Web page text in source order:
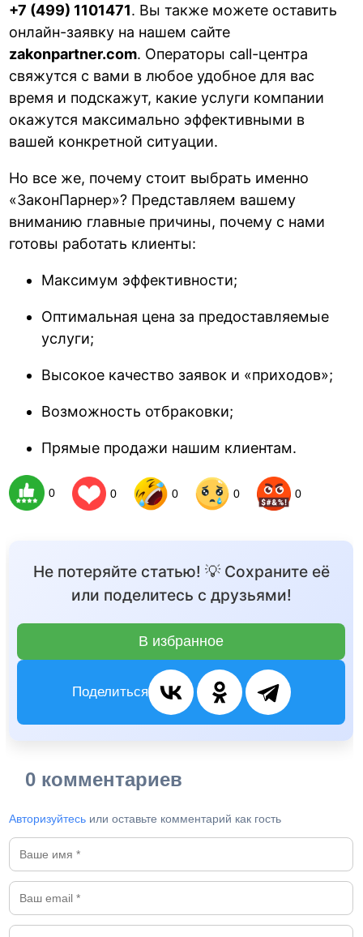
+7 (499) 1101471. Вы также можете оставить
онлайн-заявку на нашем сайте
zakonpartner.com. Операторы call-центра
свяжутся с вами в любое удобное для вас
время и подскажут, какие услуги компании
окажутся максимально эффективными в
вашей конкретной ситуации.
Но все же, почему стоит выбрать именно
«ЗаконПарнер»? Представляем вашему
вниманию главные причины, почему с нами
готовы работать клиенты:
Максимум эффективности;
Оптимальная цена за предоставляемые
услуги;
Высокое качество заявок и «приходов»;
Возможность отбраковки;
Прямые продажи нашим клиентам.
0 0 0 0 0
Не потеряйте статью! 💡 Сохраните её
или поделитесь с друзьями!
В избранное
Поделиться
0 комментариев
Авторизуйтесь или оставьте комментарий как гость